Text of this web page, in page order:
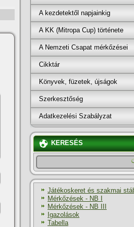
A kezdetektől napjainkig
A KK (Mitropa Cup) története
A Nemzeti Csapat mérkőzései
Cikktár
Könyvek, füzetek, újságok
Szerkesztőség
Adatkezelési Szabályzat
KERESÉS
Játékoskeret és szakmai
Mérkőzések - NB I
Mérkőzések - NB III
Igazolások
Tabella